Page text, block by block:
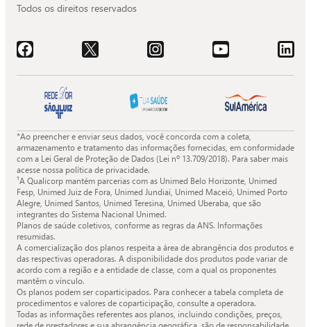
Todos os direitos reservados
Acessar o Facebook da Quali. Acessar o X da Quali. Acessar o Instagram da Quali. Acessar o Youtube da Quali. Acessar o LinkedIn
*Ao preencher e enviar seus dados, você concorda com a coleta,
armazenamento e tratamento das informações fornecidas, em conformidade
com a Lei Geral de Proteção de Dados (Lei nº 13.709/2018). Para saber mais
acesse nossa política de privacidade.
¹A Qualicorp mantém parcerias com as Unimed Belo Horizonte, Unimed
Fesp, Unimed Juiz de Fora, Unimed Jundiaí, Unimed Maceió, Unimed Porto
Alegre, Unimed Santos, Unimed Teresina, Unimed Uberaba, que são
integrantes do Sistema Nacional Unimed.
Planos de saúde coletivos, conforme as regras da ANS. Informações
resumidas.
A comercialização dos planos respeita a área de abrangência dos produtos e
das respectivas operadoras. A disponibilidade dos produtos pode variar de
acordo com a região e a entidade de classe, com a qual os proponentes
mantêm o vínculo.
Os planos podem ser coparticipados. Para conhecer a tabela completa de
procedimentos e valores de coparticipação, consulte a operadora.
Todas as informações referentes aos planos, incluindo condições, preços,